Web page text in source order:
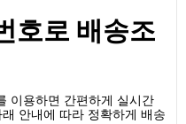
호로 배송조
이용하면 간편하게 실시간
안내에 따라 정확하게 배송